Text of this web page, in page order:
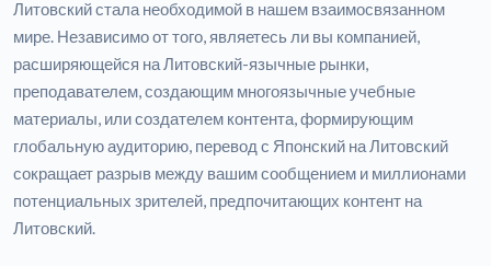
Литовский стала необходимой в нашем взаимосвязанном
мире. Независимо от того, являетесь ли вы компанией,
расширяющейся на Литовский-язычные рынки,
преподавателем, создающим многоязычные учебные
материалы, или создателем контента, формирующим
глобальную аудиторию, перевод с Японский на Литовский
сокращает разрыв между вашим сообщением и миллионами
потенциальных зрителей, предпочитающих контент на
Литовский.